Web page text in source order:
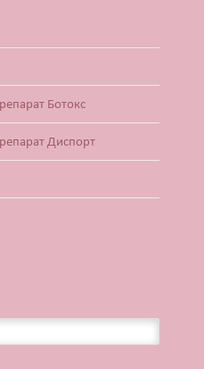
Ботокс
Диспорт